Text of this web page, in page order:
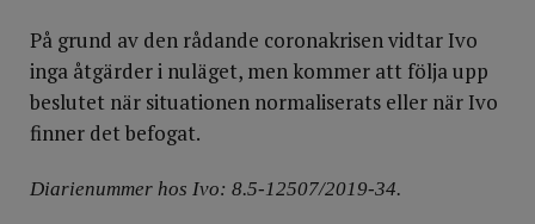
På grund av den rådande coronakrisen vidtar Ivo
inga åtgärder i nuläget, men kommer att följa upp
beslutet när situationen normaliserats eller när Ivo
finner det befogat.
Diarienummer hos Ivo: 8.5-12507/2019-34.